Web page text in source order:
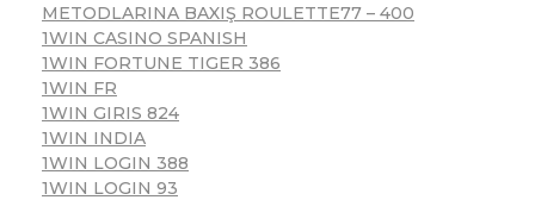
METODLARINA BAXIŞ ROULETTE77 – 400
1WIN CASINO SPANISH
1WIN FORTUNE TIGER 386
1WIN FR
1WIN GIRIS 824
1WIN INDIA
1WIN LOGIN 388
1WIN LOGIN 93